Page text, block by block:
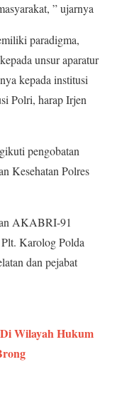
” ujarnya
paradigma,
unsur aparatur
kepada institusi
Polri, harap Irjen
pengobatan
Kesehatan Polres
AKABRI-91
Karolog Polda
dan pejabat
Wilayah Hukum